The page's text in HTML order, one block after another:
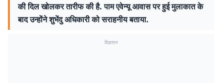
की दिल खोलकर तारीफ की है. पाम एवेन्यू आवास पर हुई मुलाकात के
बाद उन्होंने शुभेंदु अधिकारी को सराहनीय बताया.
विज्ञापन